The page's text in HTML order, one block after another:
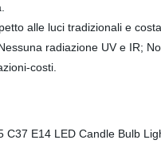
alle luci tradizionali e
radiazione UV e IR;
costi.